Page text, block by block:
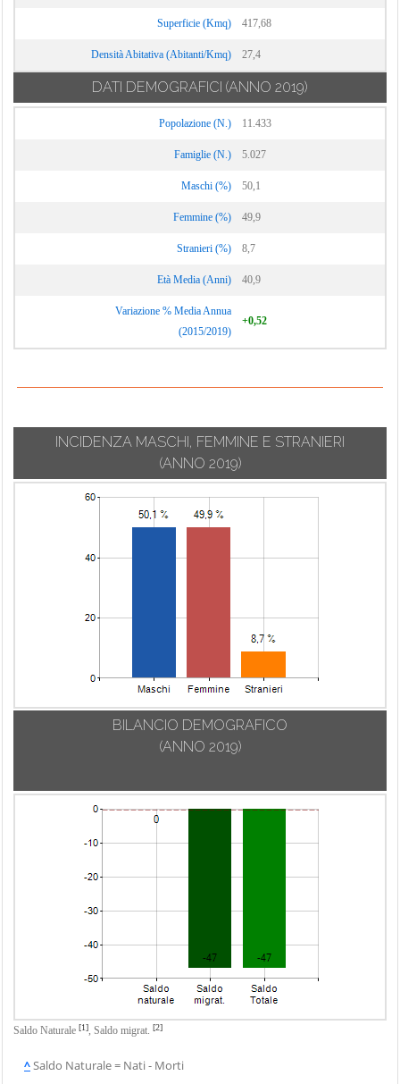
Superficie (Kmq) 417,68
Densità Abitativa (Abitanti/Kmq) 27,4
DATI DEMOGRAFICI (ANNO 2019)
Popolazione (N.) 11.433
Famiglie (N.) 5.027
Maschi (%) 50,1
Femmine (%) 49,9
Stranieri (%) 8,7
Età Media (Anni) 40,9
Variazione % Media Annua
(2015/2019)
+0,52
INCIDENZA MASCHI, FEMMINE E STRANIERI
(ANNO 2019)
BILANCIO DEMOGRAFICO
(ANNO 2019)
Saldo Naturale [1], Saldo migrat. [2]
^Saldo Naturale = Nati - Morti